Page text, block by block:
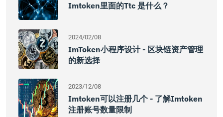
Imtoken里面的ttc 是什么？
2024/02/08
ImToken小程序设计 - 区块链资产管理
的新选择
2023/12/08
Imtoken可以注册几个 - 了解imtoken
注册账号数量限制